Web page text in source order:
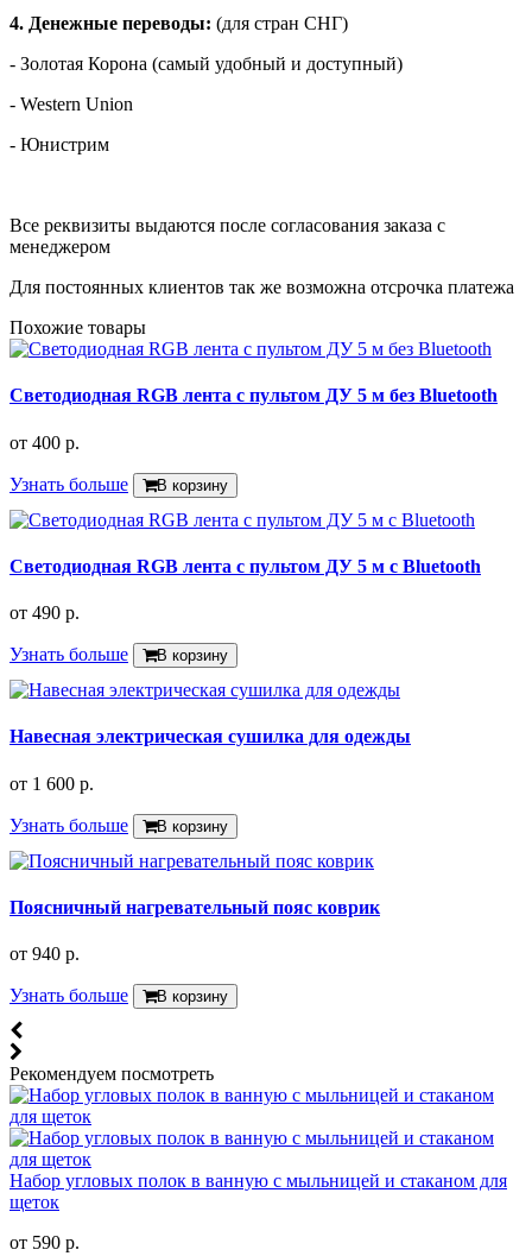
4. Денежные переводы: (для стран СНГ)
- Золотая Корона (самый удобный и доступный)
- Western Union
- Юнистрим
Все реквизиты выдаются после согласования заказа с
менеджером
Для постоянных клиентов так же возможна отсрочка платежа
Похожие товары
Светодиодная RGB лента с пультом ДУ 5 м без Bluetooth
от 400 р.
Узнать больше В корзину
Светодиодная RGB лента с пультом ДУ 5 м с Bluetooth
от 490 р.
Узнать больше В корзину
Навесная электрическая сушилка для одежды
от 1 600 р.
Узнать больше В корзину
Поясничный нагревательный пояс коврик
от 940 р.
Узнать больше В корзину
Рекомендуем посмотреть
Набор угловых полок в ванную с мыльницей и стаканом для
щеток
от 590 р.